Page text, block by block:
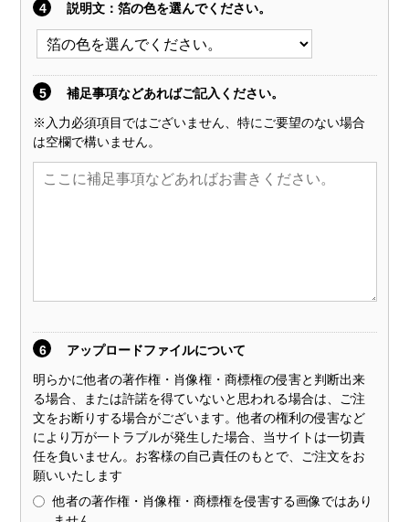
4 説明文 ：箔の色を選んでください。
5 補足事項などあればご記入ください。
※入力必須項目ではございません、特にご要望のない場合
は空欄で構いません。
6 アップロードファイルについて
明らかに他者の著作権・肖像権・商標権の侵害と判断出来
る場合、または許諾を得ていないと思われる場合は、ご注
文をお断りする場合がございます。他者の権利の侵害など
により万が一トラブルが発生した場合、当サイトは一切責
任を負いません。お客様の自己責任のもとで、ご注文をお
願いいたします
他者の著作権・肖像権・商標権を侵害する画像ではあり